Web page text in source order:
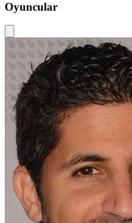
Oyuncular